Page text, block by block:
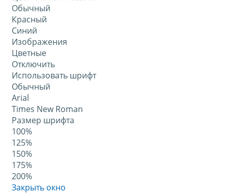
Обычный
Красный
Синий
Изображения
Цветные
Отключить
Использовать шрифт
Обычный
Arial
Times New Roman
Размер шрифта
100%
125%
150%
175%
200%
Закрыть окно